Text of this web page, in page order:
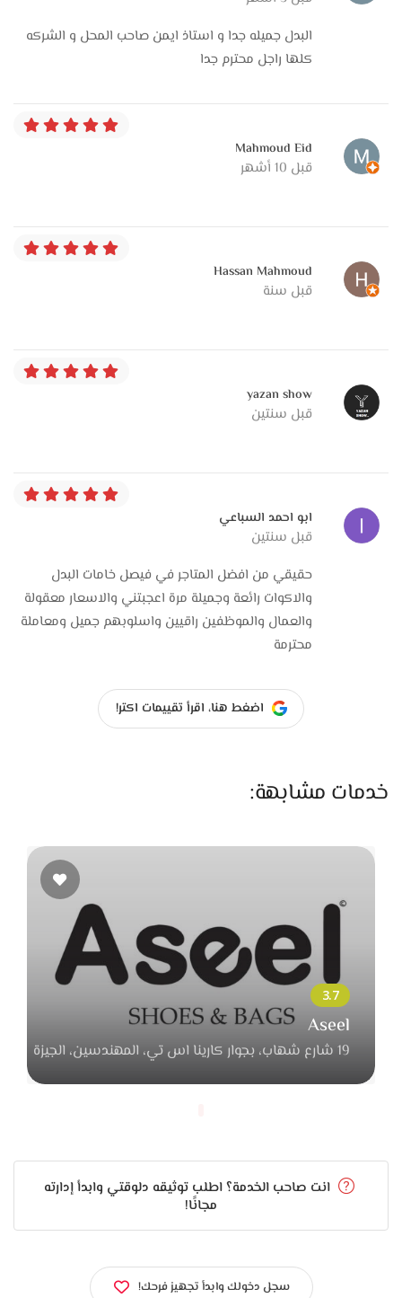
البدل جميله جدا و استاذ ايمن صاحب المحل و الشركه
كلها راجل محترم جدا
Mahmoud Eid
قبل 10 أشهر
Hassan Mahmoud
قبل سنة
yazan show
قبل سنتين
ابو احمد السباعي
قبل سنتين
حقيقي من افضل المتاجر في فيصل خامات البدل
والاكوات رائعة وجميلة مرة اعجبتني والاسعار معقولة
والعمال والموظفين راقيين واسلوبهم جميل ومعاملة
محترمة
اضغط هنا، اقرأ تقييمات اكتر!
خدمات مشابهة:
Aseel
19 شارع شهاب، بجوار كارينا اس تي، المهندسين، الجيزة
انت صاحب الخدمة؟ اطلب توثيقه دلوقتي وابدأ إدارته
مجانًا!
سجل دخولك وابدأ تجهيز فرحك!